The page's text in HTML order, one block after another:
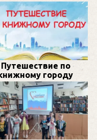
Путешествие по
городу